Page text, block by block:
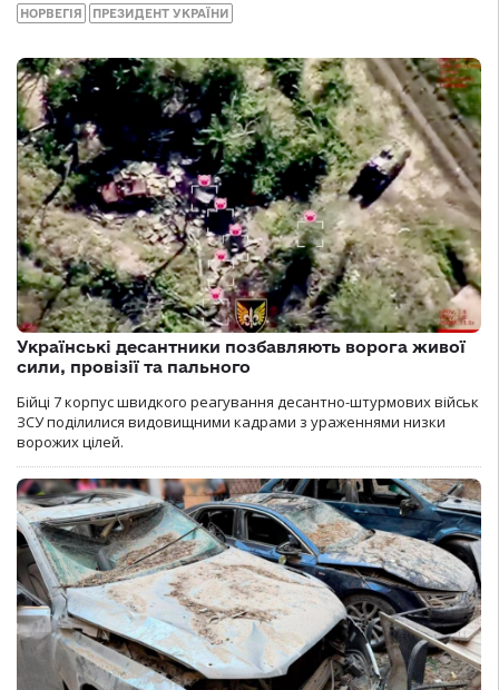
НОРВЕГІЯ ПРЕЗИДЕНТ УКРАЇНИ
Українські десантники позбавляють ворога живої
сили, провізії та пального
Бійці 7 корпус швидкого реагування десантно-штурмових військ
ЗСУ поділилися видовищними кадрами з ураженнями низки
ворожих цілей.